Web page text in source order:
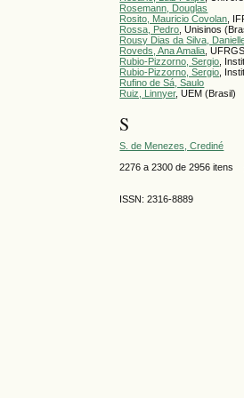
Rosemann, Douglas
Rosito, Mauricio Covolan ,
Rossa, Pedro , Unisinos
Rousy Dias da Silva,
Roveds, Ana Amalia ,
Rubio-Pizzorno, Sergio ,
Rubio-Pizzorno, Sergio ,
Rufino de Sá, Saulo
Ruiz, Linnyer, UEM (Brasil)
S
S. de Menezes, Crediné
2276 a 2300 de 2956 itens
ISSN: 2316-8889